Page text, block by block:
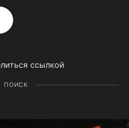
ссылкой
ПОИСК